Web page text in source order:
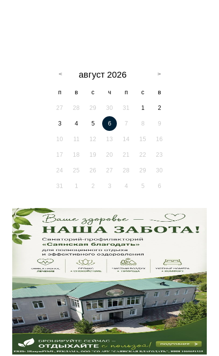
август 2026
п в с ч п с в
27 28 29 30 31 1 2
3 4 5 6 7 8 9
10 11 12 13 14 15 16
17 18 19 20 21 22 23
24 25 26 27 28 29 30
31 1 2 3 4 5 6